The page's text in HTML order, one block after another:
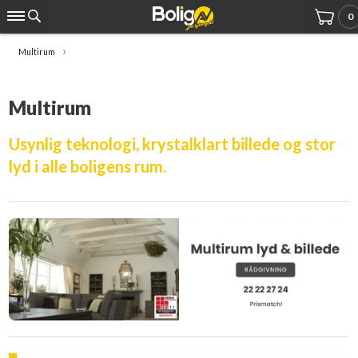
0
Multirum
Multirum
Usynlig teknologi, krystalklart billede og stor
lyd i alle boligens rum.